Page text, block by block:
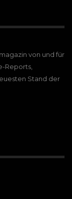
von und für
Reports,
Stand der